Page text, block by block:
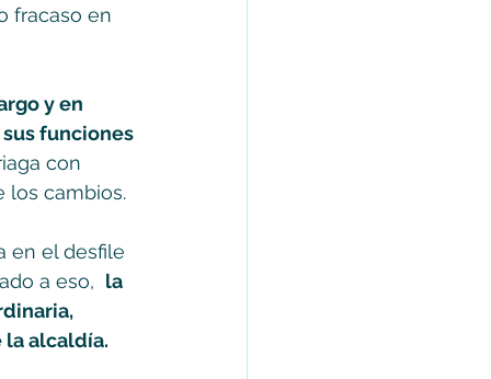
fracaso en
y en
funciones
con
los cambios.
en el desfile
a eso, la
la alcaldía.